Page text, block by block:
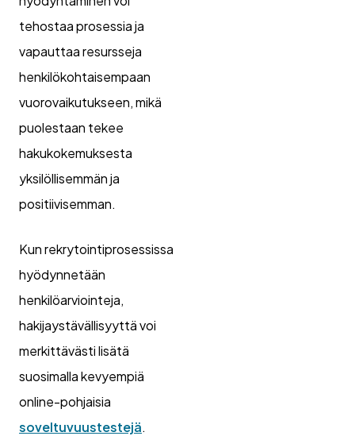
tehostaa prosessia ja
vapauttaa resursseja
henkilökohtaisempaan
vuorovaikutukseen, mikä
puolestaan tekee
hakukokemuksesta
yksilöllisemmän ja
positiivisemman.
Kun rekrytointiprosessissa
hyödynnetään
henkilöarviointeja,
hakijaystävällisyyttä voi
merkittävästi lisätä
suosimalla kevyempiä
online-pohjaisia
soveltuvuustestejä.